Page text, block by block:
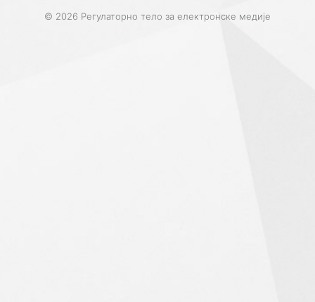
© 2026 Регулаторно тело за електронске медије